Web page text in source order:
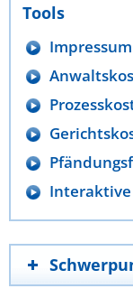
Tools